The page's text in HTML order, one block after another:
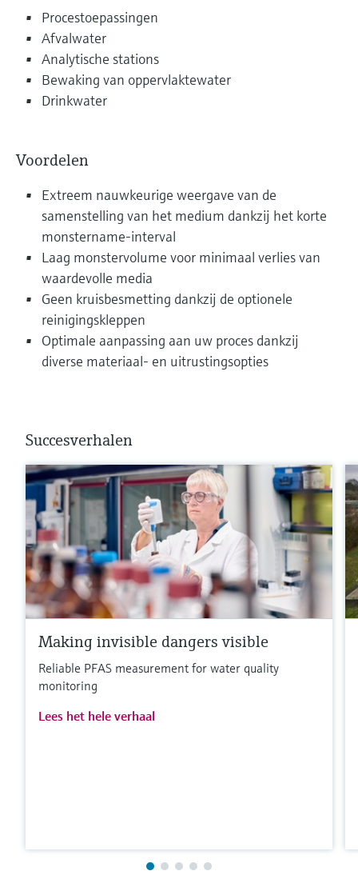
Procestoepassingen
Afvalwater
Analytische stations
Bewaking van oppervlaktewater
Drinkwater
Voordelen
Extreem nauwkeurige weergave van de
samenstelling van het medium dankzij het korte
monstername-interval
Laag monstervolume voor minimaal verlies van
waardevolle media
Geen kruisbesmetting dankzij de optionele
reinigingskleppen
Optimale aanpassing aan uw proces dankzij
diverse materiaal- en uitrustingsopties
Succesverhalen
Making invisible dangers visible
Reliable PFAS measurement for water quality
monitoring
Lees het hele verhaal